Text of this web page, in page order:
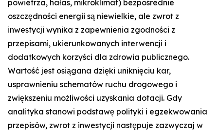
powietrza, hałas, mikroklimat) bezpośrednie
oszczędności energii są niewielkie, ale zwrot z
inwestycji wynika z zapewnienia zgodności z
przepisami, ukierunkowanych interwencji i
dodatkowych korzyści dla zdrowia publicznego.
Wartość jest osiągana dzięki uniknięciu kar,
usprawnieniu schematów ruchu drogowego i
zwiększeniu możliwości uzyskania dotacji. Gdy
analityka stanowi podstawę polityki i egzekwowania
przepisów, zwrot z inwestycji następuje zazwyczaj w